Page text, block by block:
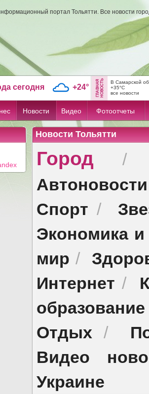
портал Тольятти. Все новости
сегодня +24°
В Самарской
+35°C
все новости
Новости Видео Фотоотчеты
Новости Тольятти
Город
Автоновости
Спорт /
Экономика
мир /
Интернет /
образование
Отдых /
Видео
Украине